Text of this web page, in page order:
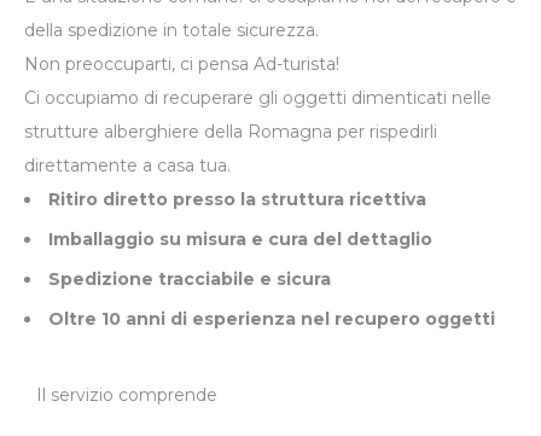
della spedizione in totale sicurezza.
Non preoccuparti, ci pensa Ad-turista!
Ci occupiamo di recuperare gli oggetti dimenticati nelle
strutture alberghiere della Romagna per rispedirli
direttamente a casa tua.
Ritiro diretto presso la struttura ricettiva
Imballaggio su misura e cura del dettaglio
Spedizione tracciabile e sicura
Oltre 10 anni di esperienza nel recupero oggetti
Il servizio comprende